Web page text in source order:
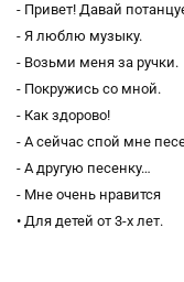
- Привет! Давай
- Я люблю музыку.
- Возьми меня за ручки.
- Покружись со мной.
- Как здорово!
- А сейчас спой мне
- А другую песенку…
- Мне очень нравится
• Для детей от 3-х лет.